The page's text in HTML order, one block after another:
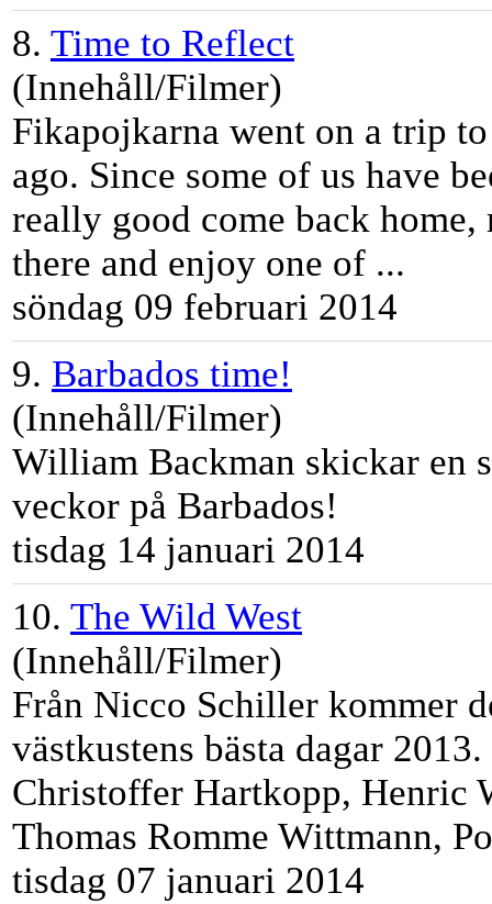
8. Time to Reflect
(Innehåll/Filmer)
Fikapojkarna went on a trip
ago. Since some of us have
really good come back
there and enjoy one of ...
söndag 09 februari 2014
9. Barbados time!
(Innehåll/Filmer)
William Backman skickar en
veckor på Barbados!
tisdag 14 januari 2014
10. The Wild West
(Innehåll/Filmer)
Från Nicco Schiller kommer
västkustens bästa dagar
Christoffer Hartkopp, Henric
Thomas Romme Wittmann ,
tisdag 07 januari 2014